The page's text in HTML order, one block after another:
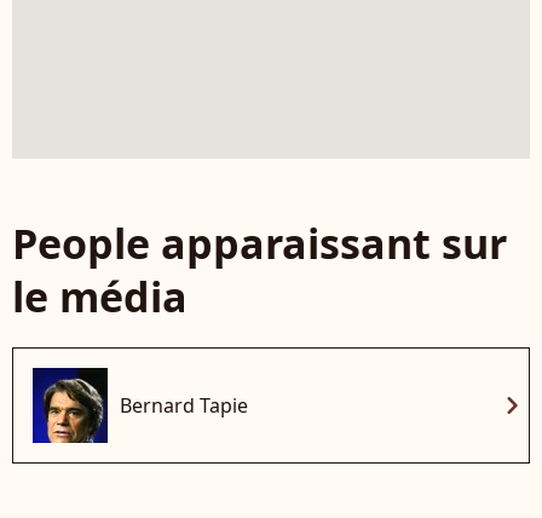
People apparaissant sur
le média
Bernard Tapie chevron_right